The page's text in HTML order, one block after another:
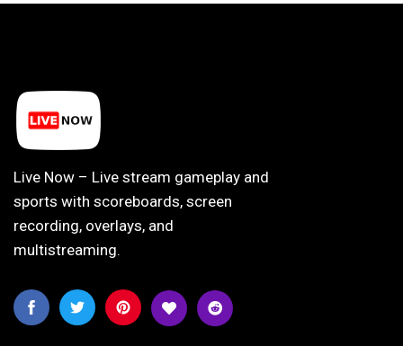
Live Now – Live stream gameplay and
sports with scoreboards, screen
recording, overlays, and
multistreaming.